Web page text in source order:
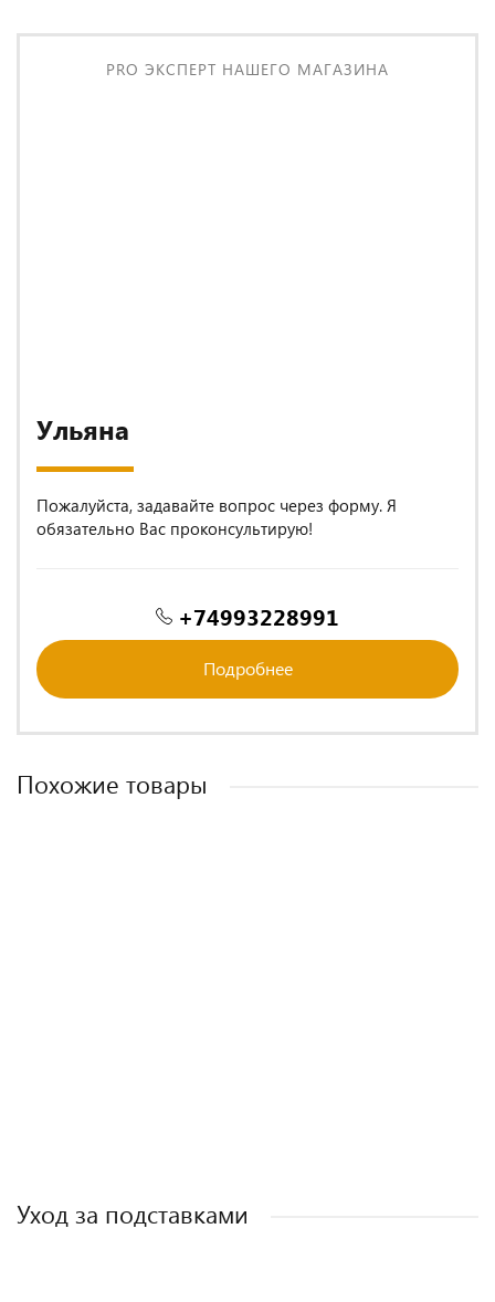
PRO ЭКСПЕРТ НАШЕГО МАГАЗИНА
Ульяна
Пожалуйста, задавайте вопрос через форму. Я
обязательно Вас проконсультирую!
+74993228991
Подробнее
Похожие товары
Уход за подставками